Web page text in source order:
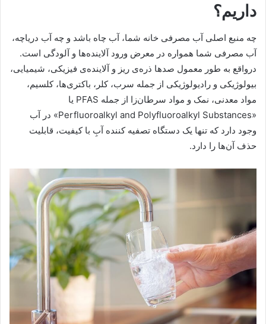
داریم؟
چه منبع اصلی آب مصرفی خانه شما، آب چاه باشد و چه آب دریاچه،
آب مصرفی شما همواره در معرض ورود آلاینده‌ها و آلودگی است.
درواقع به طور معمول صدها ذره‌ی ریز و آلاینده‌ی فیزیکی، شیمیایی،
بیولوژیکی و رادیولوژیکی از جمله سرب، کلر، باکتری‌ها، کلسیم،
مواد معدنی، نمک و مواد سرطان‌زا از جمله PFAS یا
«Perfluoroalkyl and Polyfluoroalkyl Substances» در آب
وجود دارد که تنها یک دستگاه تصفیه کننده آبِ با کیفیت، قابلیت
حذف آن‌ها را دارد.